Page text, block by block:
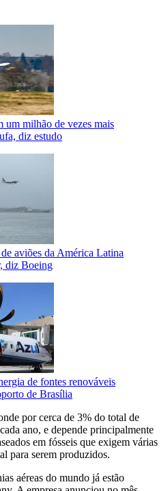
um milhão de vezes mais
diz estudo
aviões da América Latina
diz Boeing
de fontes renováveis
de Brasília
por cerca de 3% do total de
ano, e depende principalmente
em fósseis que exigem várias
para serem produzidos.
aéreas do mundo já estão